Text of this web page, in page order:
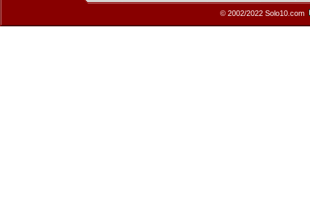
© 2002/2022 Solo10.com